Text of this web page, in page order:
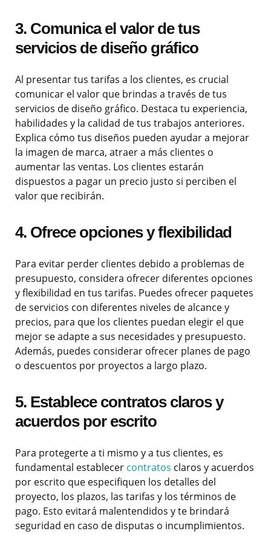
3. Comunica el valor de tus
servicios de diseño gráfico
Al presentar tus tarifas a los clientes, es crucial
comunicar el valor que brindas a través de tus
servicios de diseño gráfico. Destaca tu experiencia,
habilidades y la calidad de tus trabajos anteriores.
Explica cómo tus diseños pueden ayudar a mejorar
la imagen de marca, atraer a más clientes o
aumentar las ventas. Los clientes estarán
dispuestos a pagar un precio justo si perciben el
valor que recibirán.
4. Ofrece opciones y flexibilidad
Para evitar perder clientes debido a problemas de
presupuesto, considera ofrecer diferentes opciones
y flexibilidad en tus tarifas. Puedes ofrecer paquetes
de servicios con diferentes niveles de alcance y
precios, para que los clientes puedan elegir el que
mejor se adapte a sus necesidades y presupuesto.
Además, puedes considerar ofrecer planes de pago
o descuentos por proyectos a largo plazo.
5. Establece contratos claros y
acuerdos por escrito
Para protegerte a ti mismo y a tus clientes, es
fundamental establecer contratos claros y acuerdos
por escrito que especifiquen los detalles del
proyecto, los plazos, las tarifas y los términos de
pago. Esto evitará malentendidos y te brindará
seguridad en caso de disputas o incumplimientos.